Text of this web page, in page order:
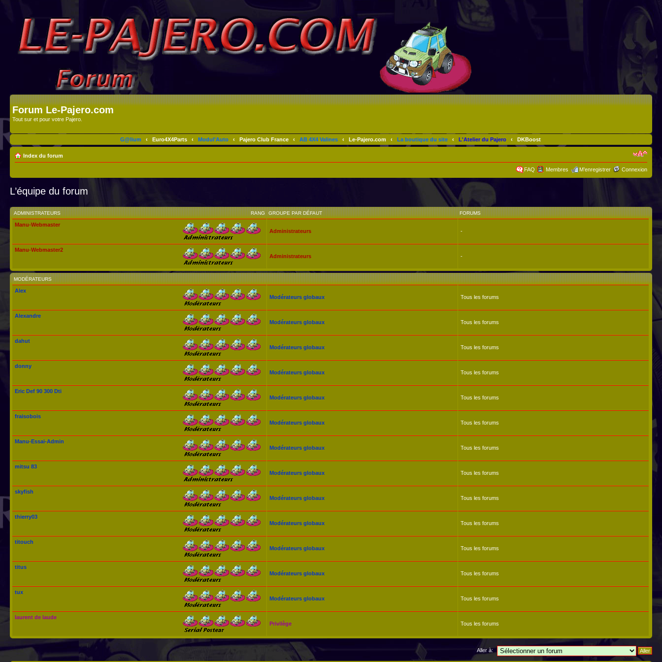
Forum Le-Pajero.com
Tout sur et pour votre Pajero.
G@lium ‹ Euro4X4Parts ‹ Modul'Auto ‹ Pajero Club France ‹ AB 4X4 Valines ‹ Le-Pajero.com ‹ La boutique du site ‹ L'Atelier du Pajero ‹ DKBoost
Index du forum
FAQ Membres M’enregistrer Connexion
L’équipe du forum
RANG
ADMINISTRATEURS GROUPE PAR DÉFAUT FORUMS
Manu-Webmaster
Administrateurs
-
Manu-Webmaster2
Administrateurs
-
MODÉRATEURS
Alex
Modérateurs globaux
Tous les forums
Alexandre
Modérateurs globaux
Tous les forums
dahut
Modérateurs globaux
Tous les forums
donny
Modérateurs globaux
Tous les forums
Eric Def 90 300 Dti
Modérateurs globaux
Tous les forums
fraisobois
Modérateurs globaux
Tous les forums
Manu-Essai-Admin
Modérateurs globaux
Tous les forums
mitsu 83
Modérateurs globaux
Tous les forums
skyfish
Modérateurs globaux
Tous les forums
thierry03
Modérateurs globaux
Tous les forums
titouch
Modérateurs globaux
Tous les forums
titus
Modérateurs globaux
Tous les forums
tux
Modérateurs globaux
Tous les forums
laurent de laude
Privilège
Tous les forums
Aller à: